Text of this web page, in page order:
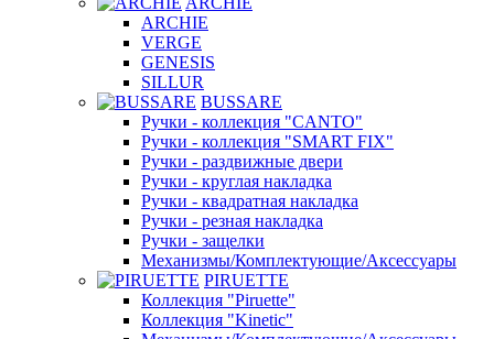
ARCHIE
VERGE
GENESIS
SILLUR
BUSSARE
Ручки - коллекция "CANTO"
Ручки - коллекция "SMART FIX"
Ручки - раздвижные двери
Ручки - круглая накладка
Ручки - квадратная накладка
Ручки - резная накладка
Ручки - защелки
Механизмы/Комплектующие/Аксессуары
PIRUETTE
Коллекция "Piruette"
Коллекция "Kinetic"